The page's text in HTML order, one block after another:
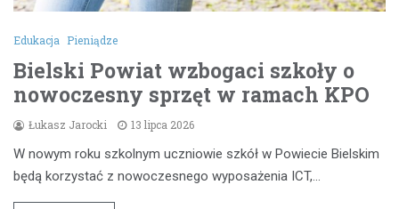
Edukacja Pieniądze
Bielski Powiat wzbogaci szkoły o
nowoczesny sprzęt w ramach KPO
Łukasz Jarocki 13 lipca 2026
W nowym roku szkolnym uczniowie szkół w Powiecie Bielskim
będą korzystać z nowoczesnego wyposażenia ICT,…